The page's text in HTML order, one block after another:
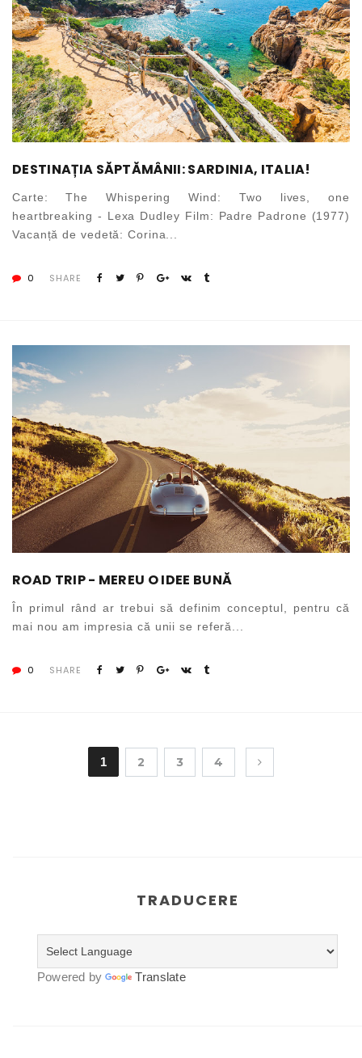
DESTINAȚIA SĂPTĂMÂNII: SARDINIA, ITALIA!
Carte: The Whispering Wind: Two lives, one
heartbreaking - Lexa Dudley Film: Padre Padrone (1977)
Vacanță de vedetă: Corina...
0 SHARE
ROAD TRIP - MEREU O IDEE BUNĂ
În primul rând ar trebui să definim conceptul, pentru că
mai nou am impresia că unii se referă...
0 SHARE
1 2 3 4
TRADUCERE
Powered by Translate